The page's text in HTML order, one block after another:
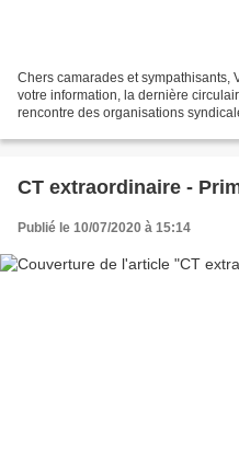
Chers camarades et sympathisants,
votre information, la dernière
rencontre des organisations
CT extraordinaire -
Publié le 10/07/2020 à 15:14